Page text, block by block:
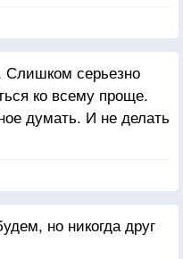
серьезно
ко всему проще.
думать. И не делать
но никогда друг